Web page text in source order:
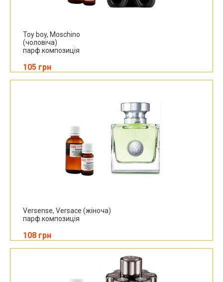
Toy boy, Moschino
(чоловіча)
парф.композиція
105 грн
Versense, Versace (жіноча)
парф.композиція
108 грн